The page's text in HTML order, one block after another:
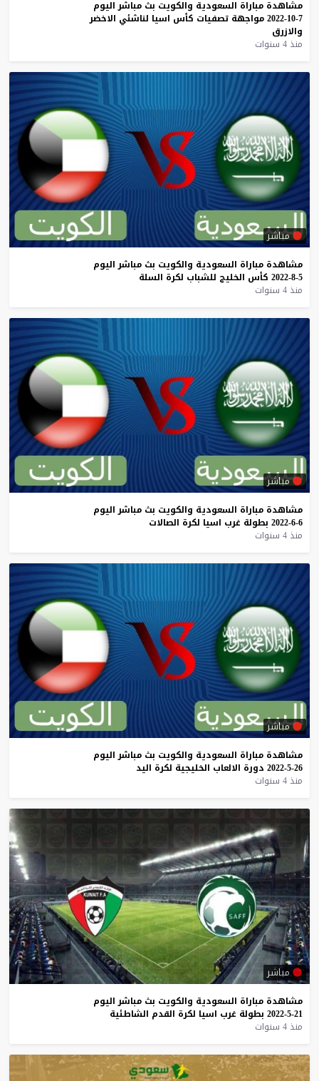
مشاهدة مباراة السعودية والكويت بث مباشر اليوم
7-10-2022
مواجهة تصفيات كأس اسيا لناشئي الاخضر
والازرق
منذ 4 سنوات
مباشر
مشاهدة مباراة السعودية والكويت بث مباشر اليوم
5-8-2022
كأس الخليج للشباب لكرة السلة
منذ 4 سنوات
مباشر
مشاهدة مباراة السعودية والكويت بث مباشر اليوم
6-6-2022
بطولة غرب اسيا لكرة الصالات
منذ 4 سنوات
مباشر
مشاهدة مباراة السعودية والكويت بث مباشر اليوم
26-5-2022
دورة الالعاب الخليجية لكرة اليد
منذ 4 سنوات
مباشر
مشاهدة مباراة السعودية والكويت بث مباشر اليوم
21-5-2022
بطولة غرب اسيا لكرة القدم الشاطئية
منذ 4 سنوات